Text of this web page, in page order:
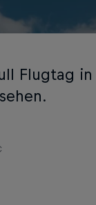
Flugtag